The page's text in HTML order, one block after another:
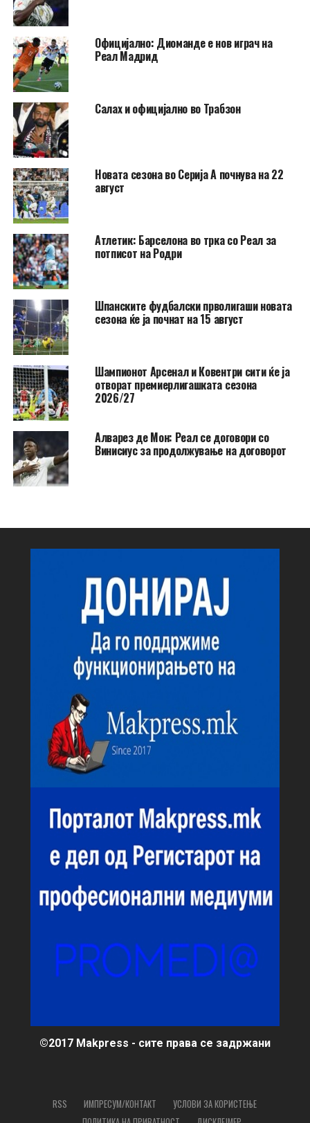
Официјално: Диоманде е нов играч на
Реал Мадрид
Салах и официјално во Трабзон
Новата сезона во Серија А почнува на 22
август
Атлетик: Барселона во трка со Реал за
потписот на Родри
Шпанските фудбалски прволигаши новата
сезона ќе ја почнат на 15 август
Шампионот Арсенал и Ковентри сити ќе ја
отворат премиерлигашката сезона
2026/27
Алварез де Мон: Реал се договори со
Винисиус за продолжување на договорот
©2017 Makpress - сите права се задржани
RSS ИМПРЕСУМ/КОНТАКТ
УСЛОВИ ЗА КОРИСТЕЊЕ